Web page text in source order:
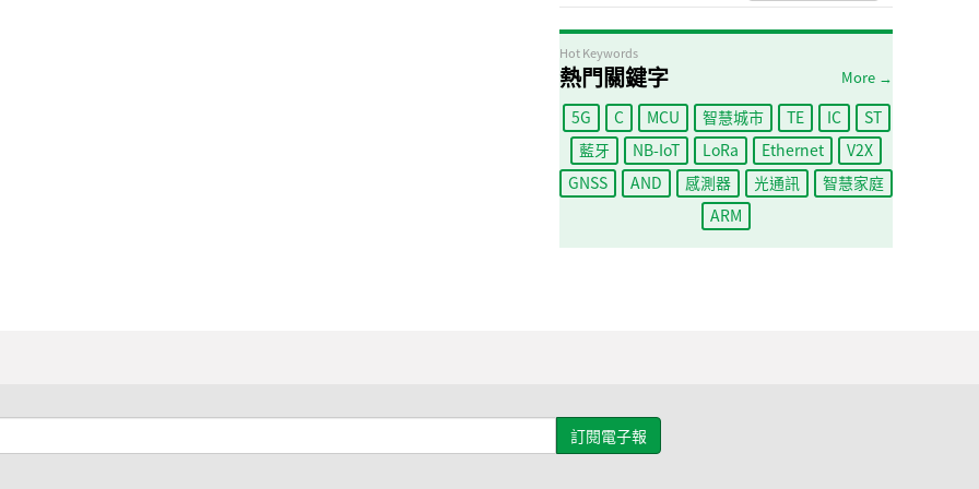
Hot Keywords
熱門關鍵字 More →
5G C MCU 智慧城市 TE IC
ST
藍牙
NB-IoT LoRa Ethernet
V2X
GNSS
AND 感測器 光通訊
智慧家庭
ARM